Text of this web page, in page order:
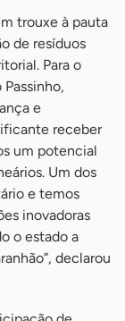
trouxe à pauta
de resíduos
Para o
e
receber
um potencial
Um dos
e temos
inovadoras
o estado a
declarou